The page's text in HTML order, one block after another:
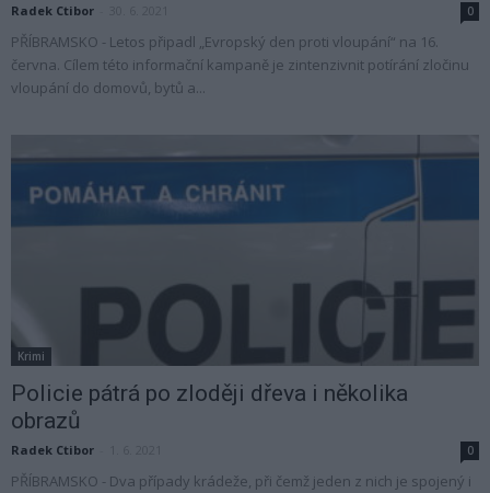
Radek Ctibor 0
PŘÍBRAMSKO - Letos připadl „Evropský den proti vloupání“ na 16.
června. Cílem této informační kampaně je zintenzivnit potírání zločinu
vloupání do domovů, bytů a...
Krimi
Policie pátrá po zloději dřeva i několika
obrazů
Radek Ctibor 0
PŘÍBRAMSKO - Dva případy krádeže, při čemž jeden z nich je spojený i